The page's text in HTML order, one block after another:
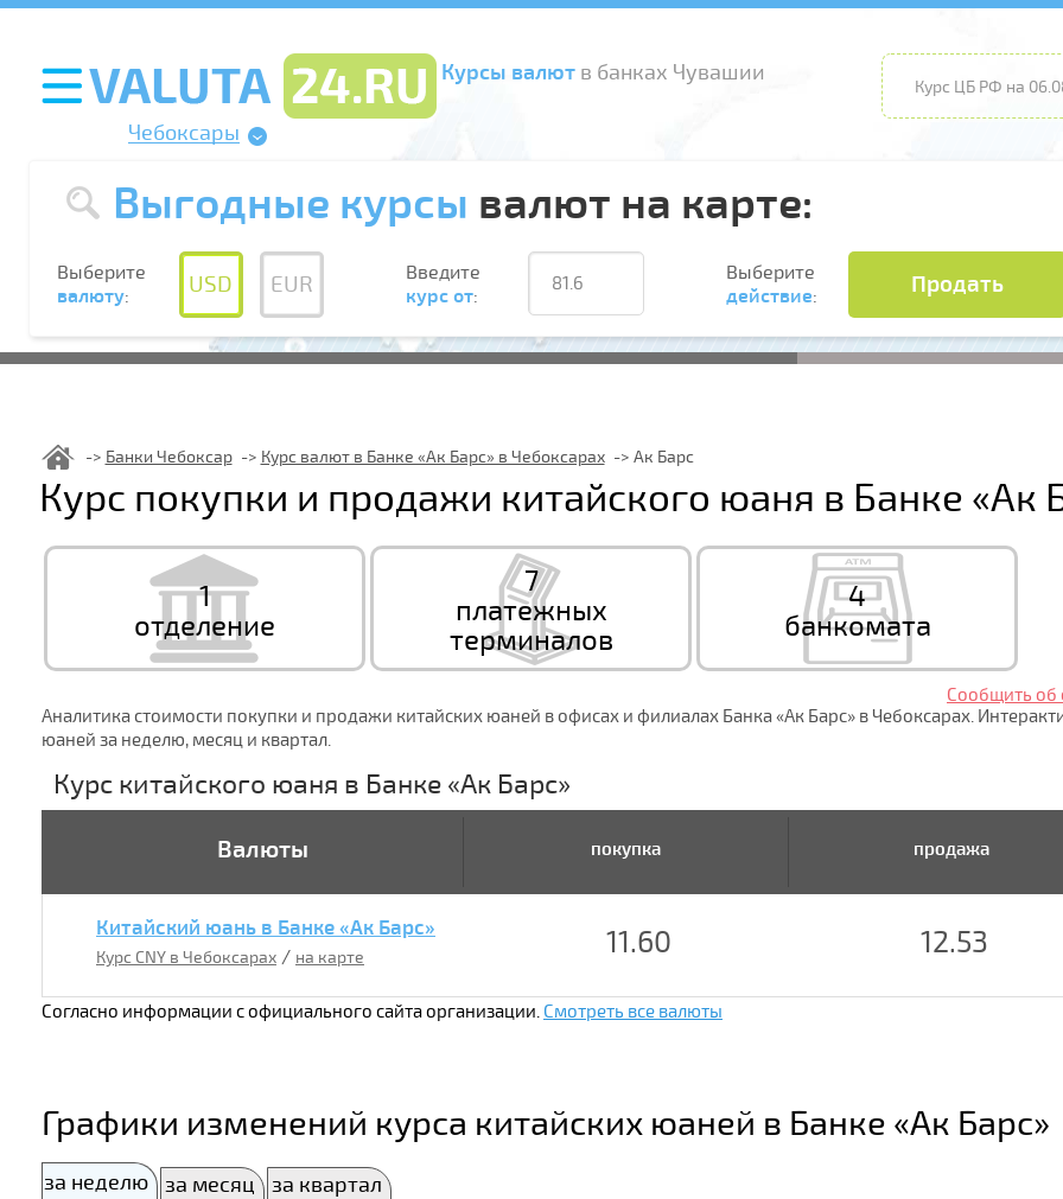
Курсы валютв банках Чувашии
Чебоксары
Курс ЦБ РФ на
Выгодные курсы валют на карте:
Выберите
валюту: USD EUR
Введите
курс от:
Выберите
действие: Продать
Банки Чебоксар Курс валют в Банке «Ак Барс» в Чебоксарах Ак Барс
Курс покупки и продажи китайского юаня в Банке «Ак
1
отделение
7
платежных
терминалов
4
банкомата
Сообщить об
Аналитика стоимости покупки и продажи китайских юаней в офисах и филиалах Банка «Ак Барс» в Чебоксарах.
юаней за неделю, месяц и квартал.
Курс китайского юаня в Банке «Ак Барс»
Валюты покупка продажа
Китайский юань в Банке «Ак Барс»
Курс CNY в Чебоксарах / на карте 11.60 12.53
Согласно информации с официального сайта организации. Смотреть все валюты
Графики изменений курса китайских юаней в Банке «Ак Барс»
за неделю за месяц за квартал